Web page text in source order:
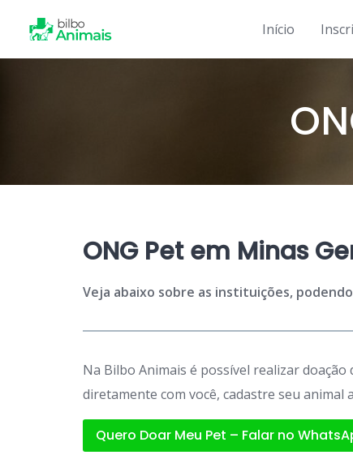
Início
ONG Pet em Minas
Veja abaixo sobre as instituições,
Na Bilbo Animais é possível realizar
diretamente com você, cadastre seu animal
Quero Doar Meu Pet – Falar no